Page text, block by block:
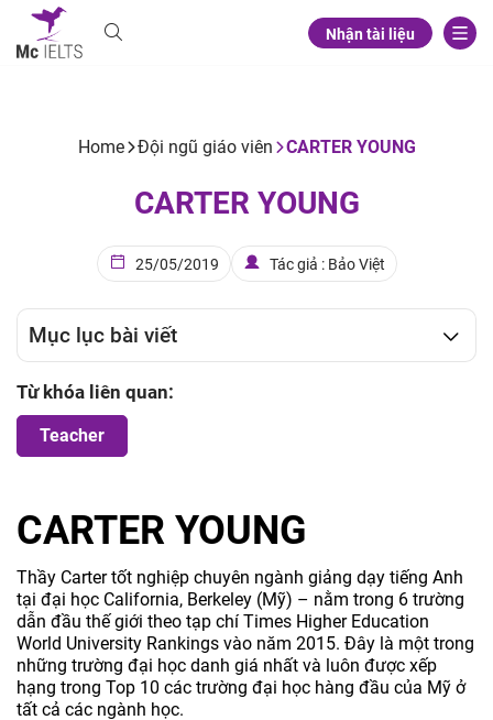
Nhận tài liệu
Home Đội ngũ giáo viên CARTER YOUNG
CARTER YOUNG
25/05/2019 Tác giả : Bảo Việt
Mục lục bài viết
Từ khóa liên quan:
Teacher
CARTER YOUNG
Thầy Carter tốt nghiệp chuyên ngành giảng dạy tiếng Anh
tại đại học California, Berkeley (Mỹ) – nằm trong 6 trường
dẫn đầu thế giới theo tạp chí Times Higher Education
World University Rankings vào năm 2015. Đây là một trong
những trường đại học danh giá nhất và luôn được xếp
hạng trong Top 10 các trường đại học hàng đầu của Mỹ ở
tất cả các ngành học.